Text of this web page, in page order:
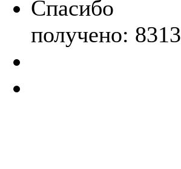
Спасибо
получено: 8313